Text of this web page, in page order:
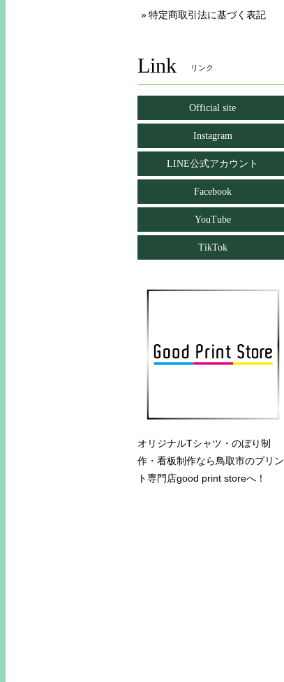
特定商取引法に基づく表記
Link リンク
Official site
Instagram
LINE公式アカウント
Facebook
YouTube
TikTok
オリジナルTシャツ・のぼり制
作・看板制作なら鳥取市のプリン
ト専門店good print storeへ！